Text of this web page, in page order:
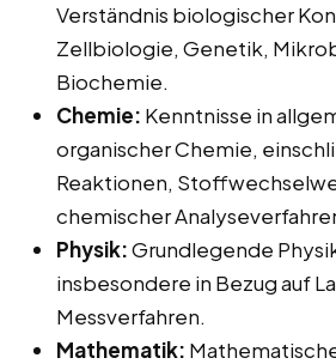
Verständnis biologischer
Zellbiologie, Genetik,
Biochemie.
Chemie: Kenntnisse in
organischer Chemie,
Reaktionen,
chemischer
Physik:Grundlegende
insbesondere in Bezug auf
Messverfahren.
Mathematik: